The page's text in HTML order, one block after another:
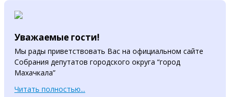
Уважаемые гости!
Мы рады приветствовать Вас на официальном сайте
Собрания депутатов городского округа “город
Махачкала”
Читать полностью...